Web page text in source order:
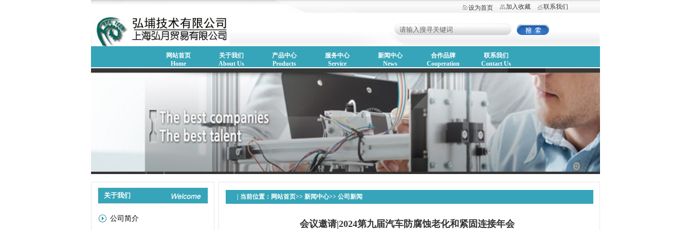
设为首页 加入收藏 联系我们
网站首页
Home
关于我们
About Us
产品中心
Products
服务中心
Service
新闻中心
News
合作品牌
Cooperation
联系我们
Contact Us
关于我们
公司简介
| 当前位置： 网站首页>> 新闻中心>> 公司新闻
会议邀请|2024第九届汽车防腐蚀老化和紧固连接年会